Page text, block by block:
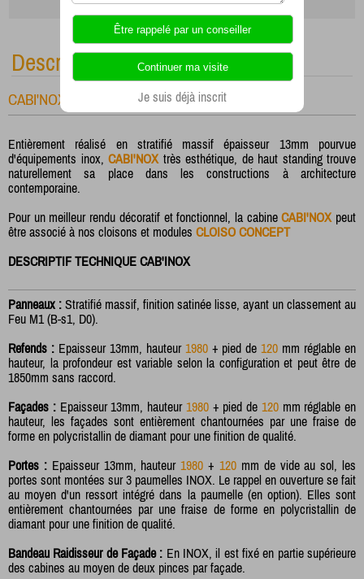
Description
CABI'NOX 13mm Hauteur 2100mm
Entièrement réalisé en stratifié massif épaisseur 13mm pourvue
d'équipements inox, CABI'NOX très esthétique, de haut standing trouve
naturellement sa place dans les constructions à architecture
contemporaine.
Pour un meilleur rendu décoratif et fonctionnel, la cabineCABI'NOX peut
être associé à nos cloisons et modules CLOISO CONCEPT
DESCRIPTIF TECHNIQUE CAB'INOX
Panneaux : Stratifié massif, finition satinée lisse, ayant un classement au
Feu M1 (B-s1, D0).
Refends :Epaisseur 13mm, hauteur 1980+ pied de120 mm réglable en
hauteur, la profondeur est variable selon la configuration et peut être de
1850mm sans raccord.
Façades :Epaisseur 13mm, hauteur 1980+ pied de 120 mm réglable en
hauteur, les façades sont entièrement chantournées par une fraise de
forme en polycristallin de diamant pour une finition de qualité.
Portes :Epaisseur 13mm, hauteur1980 + 120 mm de vide au sol, les
portes sont montées sur 3 paumelles INOX. Le rappel en ouverture se fait
au moyen d'un ressort intégré dans la paumelle (en option). Elles sont
entièrement chantournées par une fraise de forme en polycristallin de
diamant pour une finition de qualité.
Bandeau Raidisseur de Façade : En INOX, il est fixé en partie supérieure
des cabines au moyen de deux pinces par façade.
Je suis déjà inscrit